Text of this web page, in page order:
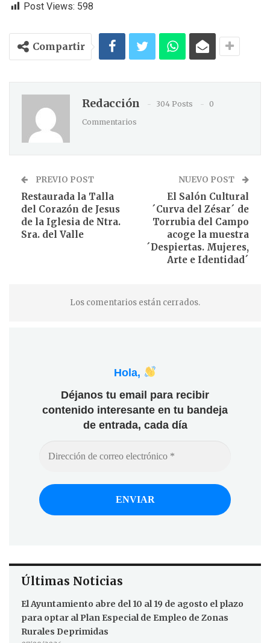
Post Views: 598
Compartir
Redacción 304 Posts
0
Commentarios
PREVIO POST
Restaurada la Talla
del Corazón de Jesus
de la Iglesia de Ntra.
Sra. del Valle
NUEVO POST
El Salón Cultural
´Curva del Zésar´ de
Torrubia del Campo
acoge la muestra
´Despiertas. Mujeres,
Arte e Identidad´
Los comentarios están cerrados.
Hola,
Déjanos tu email para recibir
contenido interesante en tu bandeja
de entrada, cada día
Últimas Noticias
El Ayuntamiento abre del 10 al 19 de agosto el plazo
para optar al Plan Especial de Empleo de Zonas
Rurales Deprimidas